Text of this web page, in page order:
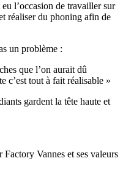
l’occasion de travailler sur
réaliser du phoning afin de
un problème :
que l’on aurait dû
c’est tout à fait réalisable »
gardent la tête haute et
Vannes et ses valeurs